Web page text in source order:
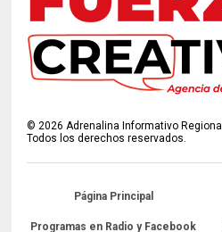
© 2026 Adrenalina Informativo Regional
Todos los derechos reservados.
Página Principal
Programas en Radio y Facebook